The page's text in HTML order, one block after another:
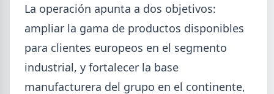
ADIMRA 2026-07-28
Informe ADIMRA junio 2026: la
producción metalúrgica cayó 4,6%
La producción metalúrgica acumula una baja de
La operación apunta a dos objetivos:
ampliar la gama de productos disponibles
para clientes europeos en el segmento
industrial, y fortalecer la base
manufacturera del grupo en el continente,